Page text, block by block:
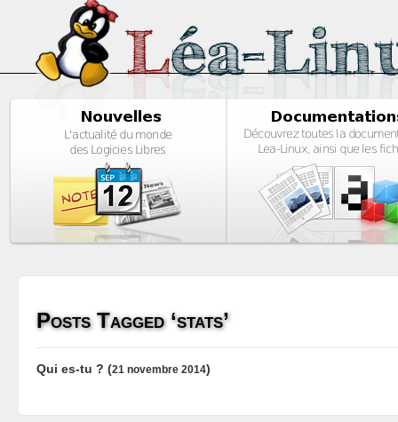
Posts Tagged ‘stats’
Qui es-tu ? (21 novembre 2014)